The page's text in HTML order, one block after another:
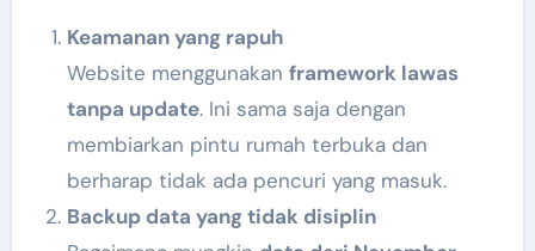
Keamanan yang rapuh
Website menggunakan framework lawas
tanpa update. Ini sama saja dengan
membiarkan pintu rumah terbuka dan
berharap tidak ada pencuri yang masuk.
Backup data yang tidak disiplin